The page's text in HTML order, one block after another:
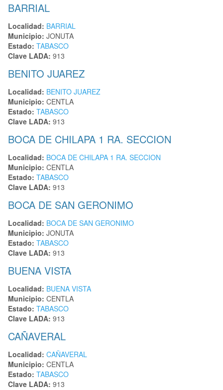
BARRIAL
Localidad: BARRIAL
Municipio: JONUTA
Estado: TABASCO
Clave LADA: 913
BENITO JUAREZ
Localidad: BENITO JUAREZ
Municipio: CENTLA
Estado: TABASCO
Clave LADA: 913
BOCA DE CHILAPA 1 RA. SECCION
Localidad: BOCA DE CHILAPA 1 RA. SECCION
Municipio: CENTLA
Estado: TABASCO
Clave LADA: 913
BOCA DE SAN GERONIMO
Localidad: BOCA DE SAN GERONIMO
Municipio: JONUTA
Estado: TABASCO
Clave LADA: 913
BUENA VISTA
Localidad: BUENA VISTA
Municipio: CENTLA
Estado: TABASCO
Clave LADA: 913
CAÑAVERAL
Localidad: CAÑAVERAL
Municipio: CENTLA
Estado: TABASCO
Clave LADA: 913